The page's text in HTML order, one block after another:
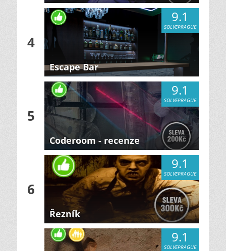
4
9.1
SOLVEPRAGUE
Escape Bar
5
9.1
SOLVEPRAGUE
Coderoom - recenze
6
9.1
SOLVEPRAGUE
Řezník
9.1
SOLVEPRAGUE